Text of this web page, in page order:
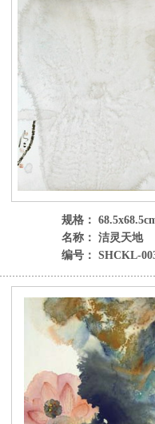
规格：
名称： 洁灵天地
编号： SHCKL-